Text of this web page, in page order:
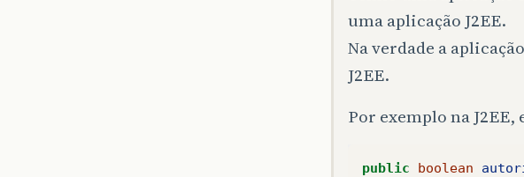
uma aplicação J2EE.
Na verdade a
J2EE.
Por exemplo na
public boolean